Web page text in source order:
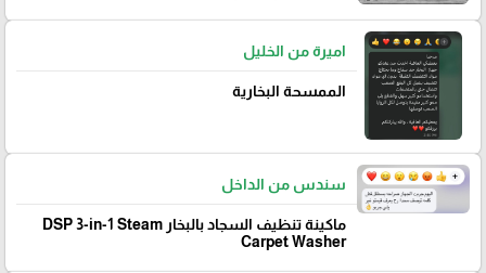
اميرة من الخليل
الممسحة البخارية
سندس من الداخل
ماكينة تنظيف السجاد بالبخار DSP 3-in-1 Steam
Carpet Washer